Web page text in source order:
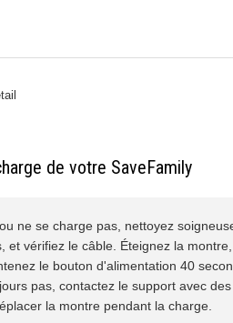
de votre SaveFamily
ne se charge pas, nettoyez
et vérifiez le câble. Éteignez la
le bouton d'alimentation 40
pas, contactez le support avec
la montre pendant la charge.